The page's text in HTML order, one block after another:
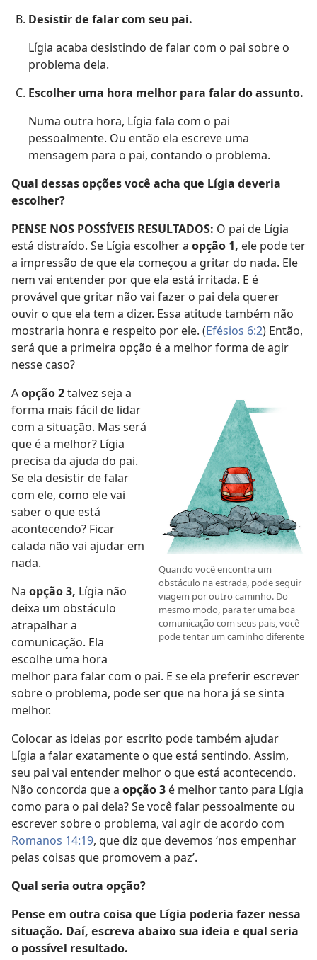
Desistir de falar com seu pai.
Lígia acaba desistindo de falar com o pai sobre o
problema dela.
Escolher uma hora melhor para falar do assunto.
Numa outra hora, Lígia fala com o pai
pessoalmente. Ou então ela escreve uma
mensagem para o pai, contando o problema.
Qual dessas opções você acha que Lígia deveria
escolher?
PENSE NOS POSSÍVEIS RESULTADOS: O pai de Lígia
está distraído. Se Lígia escolher a opção 1, ele pode ter
a impressão de que ela começou a gritar do nada. Ele
nem vai entender por que ela está irritada. E é
provável que gritar não vai fazer o pai dela querer
ouvir o que ela tem a dizer. Essa atitude também não
mostraria honra e respeito por ele. (Efésios 6:2) Então,
será que a primeira opção é a melhor forma de agir
nesse caso?
Quando você encontra um
obstáculo na estrada, pode seguir
viagem por outro caminho. Do
mesmo modo, para ter uma boa
comunicação com seus pais, você
pode tentar um caminho diferente
Aopção 2talvez seja a
forma mais fácil de lidar
com a situação. Mas será
que é a melhor? Lígia
precisa da ajuda do pai.
Se ela desistir de falar
com ele, como ele vai
saber o que está
acontecendo? Ficar
calada não vai ajudar em
nada.
Na opção 3, Lígia não
deixa um obstáculo
atrapalhar a
comunicação. Ela
escolhe uma hora
melhor para falar com o pai. E se ela preferir escrever
sobre o problema, pode ser que na hora já se sinta
melhor.
Colocar as ideias por escrito pode também ajudar
Lígia a falar exatamente o que está sentindo. Assim,
seu pai vai entender melhor o que está acontecendo.
Não concorda que a opção 3 é melhor tanto para Lígia
como para o pai dela? Se você falar pessoalmente ou
escrever sobre o problema, vai agir de acordo com
Romanos 14:19, que diz que devemos ‘nos empenhar
pelas coisas que promovem a paz’.
Qual seria outra opção?
Pense em outra coisa que Lígia poderia fazer nessa
situação. Daí, escreva abaixo sua ideia e qual seria
o possível resultado.